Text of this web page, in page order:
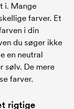
i. Mange
farver. Et
i din
du søger ikke
en neutral
sølv. De mere
farver.
rigtige